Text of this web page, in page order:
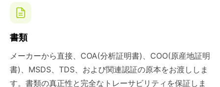
書類
メーカーから直接、COA(分析証明書)、COO(原産地証明
書)、MSDS、TDS、および関連認証の原本をお渡ししま
す。書類の真正性と完全なトレーサビリティを保証しま